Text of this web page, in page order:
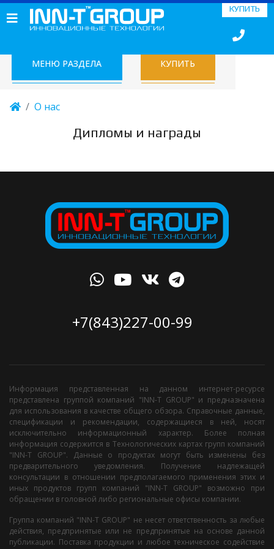
КУПИТЬ
МЕНЮ РАЗДЕЛА КУПИТЬ
О нас
Дипломы и награды
+7(843)227-00-99
Информация представленная на данном интернет-ресурсе
представлена группой компаний "INN-T GROUP" и предназначена
для использования в качестве общего обзора. Справочные данные,
спецификации и рекомендации, содержащиеся в ней, носят
исключительно информационный характер. Более полная
информация содержится в Технологических картах групп компаний
"INN-T GROUP". Данные о продуктах могут быть изменены без
предварительного уведомления. Получение надлежащей
консультации в отношении предполагаемого применения этих и
иных продуктов групп компаний "INN-T GROUP" возможно при
обращении в головной либо региональные офисы компании.
Группа компаний "INN-T GROUP" не несет ответственность за любые
действия, предпринятые или не предпринятые на основе данной
публикации. Поставка продукции и любое техническое содействие